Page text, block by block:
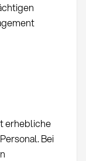
erhebliche
Bei